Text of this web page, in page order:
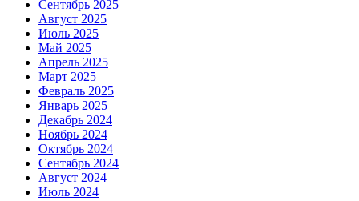
Сентябрь 2025
Август 2025
Июль 2025
Май 2025
Апрель 2025
Март 2025
Февраль 2025
Январь 2025
Декабрь 2024
Ноябрь 2024
Октябрь 2024
Сентябрь 2024
Август 2024
Июль 2024